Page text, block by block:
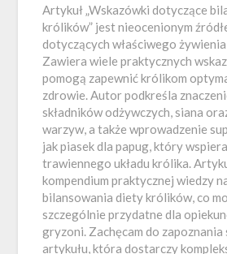
Artykuł „Wskazówki dotyczące
królików” jest nieocenionym
dotyczących właściwego
Zawiera wiele praktycznych
pomogą zapewnić królikom
zdrowie. Autor podkreśla
składników odżywczych, siana
warzyw, a także wprowadzenie
jak piasek dla papug, który
trawiennego układu królika.
kompendium praktycznej wiedzy
bilansowania diety królików, co
szczególnie przydatne dla
gryzoni. Zachęcam do zapoznania
artykułu, która dostarczy